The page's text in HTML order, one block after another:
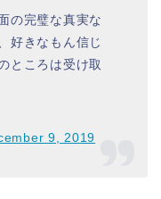
の完璧な真実な
好きなもん信じ
ところは受け取
9, 2019